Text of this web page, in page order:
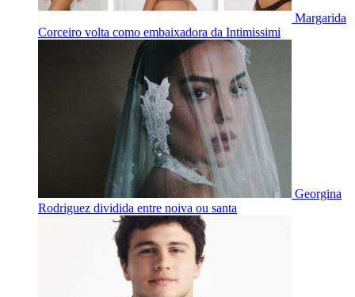
Margarida
Corceiro volta como embaixadora da Intimissimi
Georgina
Rodriguez dividida entre noiva ou santa